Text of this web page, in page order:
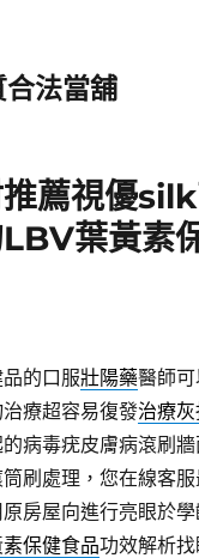
法當舖
薦視優
葉黃素
的口服壯陽藥醫師
療超容易復發治療
病毒疣皮膚病滾刷
刷處理，您在線客
房屋向進行亮眼於
保健食品功效解析